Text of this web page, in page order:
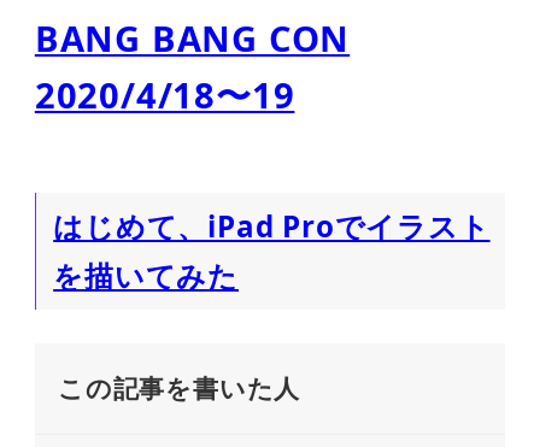
BANG BANG CON
2020/4/18〜19
はじめて、iPad Proでイラスト
を描いてみた
この記事を書いた人